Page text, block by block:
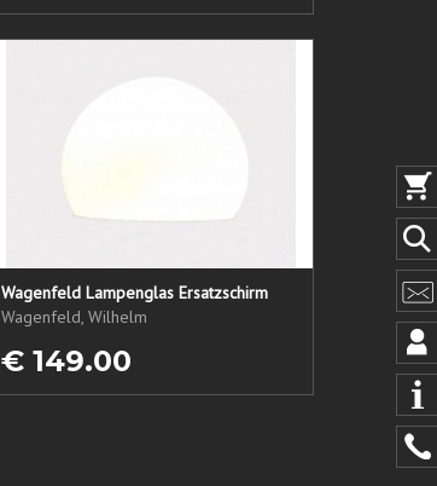
Wagenfeld Lampenglas Ersatzschirm
Wagenfeld, Wilhelm
€ 149.00